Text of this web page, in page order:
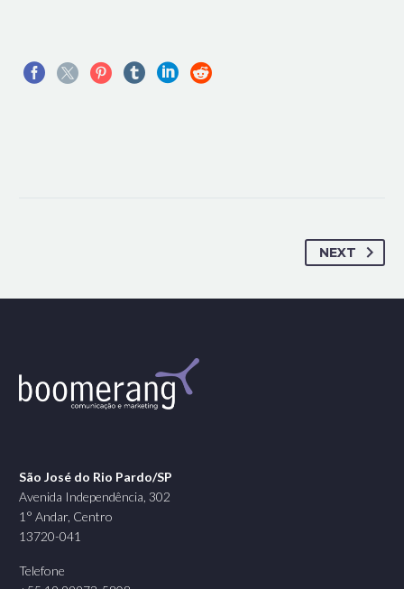
NEXT
São José do Rio Pardo/SP
Avenida Independência, 302
1° Andar, Centro
13720-041
Telefone